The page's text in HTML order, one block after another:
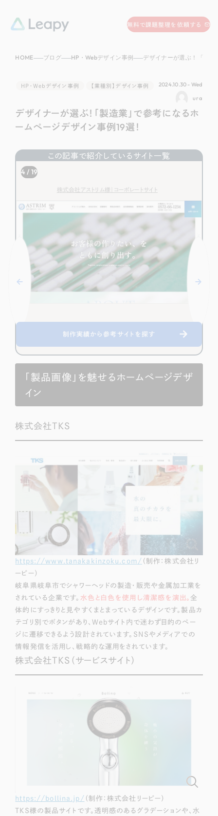
選ばれる理由
Service
一過性の広告に頼らず、「仕組み」と「ノウハウ」
を残す資産型DX支援をご提供します
コーポレートサイト制作
採用サイト制作
ブランドサイト制作
リープ・プロジェクト
SEO対策によるアクセス獲得、反響獲得などの"Webマーケティング"から、
ライン領域のマーケティングまでまるっと代行
採用DX支援
求人票作成・面接など各種業務代行、採用の仕組み作り支援
リープ・キャリア ／人材紹介サービス
完全成功報酬型のスカウト型ハイクラス人材紹介（岐阜・愛知）
クラウド型工数管理ツール
制作実績
会社概要
採用情報
無料で課題整理を依頼する
無料で課題整理を依頼する
058-215-0066
無料で課題整理を依頼する
資料請求する
Web Produce
リーピーが選ばれる理由
コーポレートサイト制作
採用サイト制作
ECサイト制作
ブランドサイト制作
ブランドサイト・サービスサイト （85件）
ECサイト（オンラインショップ） （43件）
ポータルサイト・メディアサイト
LP（ランディングページ） （28件）
（1件）
オプションサービス
お客様インタビュー
Outsourcing
アウトソーシング（代行支援）
リープ・プロジェクト
「反響強化」を目的としたマーケティング代行
リープ・リクルーティング
「採用強化」を目的とした採用業務代行
その他のサービス
Company
会社情報
プライバシーポリシー 情報セキュリティ方針
クッキーポリシー
ウェブアクセシビリティ方針
HOME ブログ HP・Webデザイン事例 デザイナーが選ぶ！「製造業」で参考になるホ
HP・Webデザイン事例 【業種別】デザイン事例 2024.10.30 - Wed
ura
デザイナーが選ぶ！「製造業」で参考になるホ
ームページデザイン事例19選！
この記事で紹介しているサイト一覧
合同会社宇野かばん工房様｜ブランドサイト・サービスサイト
6 / 19
制作実績から参考サイトを探す
「製品画像」を魅せるホームページデザ
イン
株式会社TKS
https://www.tanakakinzoku.com/ （制作：株式会社リ
ーピー）
岐阜県岐阜市でシャワーヘッドの製造・販売や金属加工業を
されている企業です。 水色と白色を使用し清潔感を演出。 全
体的にすっきりと見やすくまとまっているデザインです。製品カ
テゴリ別でボタンがあり、Webサイト内で迷わず目的のペー
ジに遷移できるよう設計されています。SNSやメディアでの
情報発信を活用し、戦略的な運用をされています。
株式会社TKS（サービスサイト）
https://bollina.jp/ （制作：株式会社リーピー）
TKS様の製品サイトです。透明感のあるグラデーションや、水